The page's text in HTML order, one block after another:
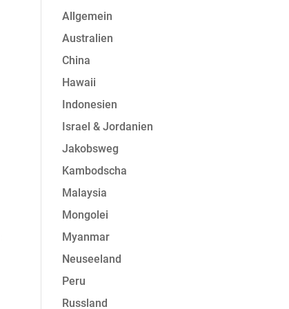
Allgemein
Australien
China
Hawaii
Indonesien
Israel & Jordanien
Jakobsweg
Kambodscha
Malaysia
Mongolei
Myanmar
Neuseeland
Peru
Russland